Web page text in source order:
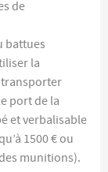
de
battues
la
port de la
et verbalisable
1500 € ou
munitions).